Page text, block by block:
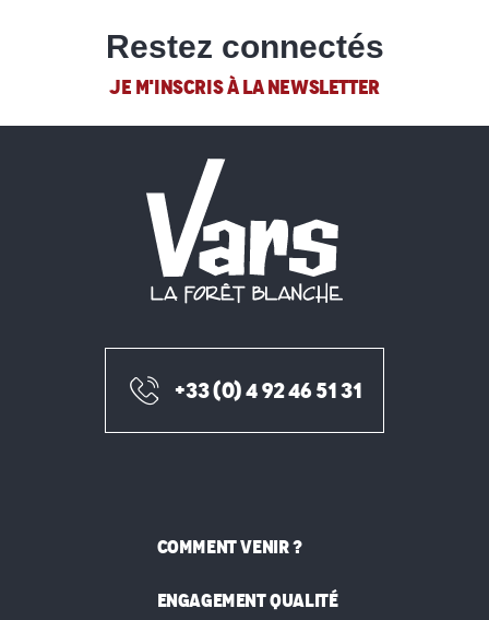
Restez connectés
JE M'INSCRIS À LA NEWSLETTER
+33 (0) 4 92 46 51 31
COMMENT VENIR ?
ENGAGEMENT QUALITÉ